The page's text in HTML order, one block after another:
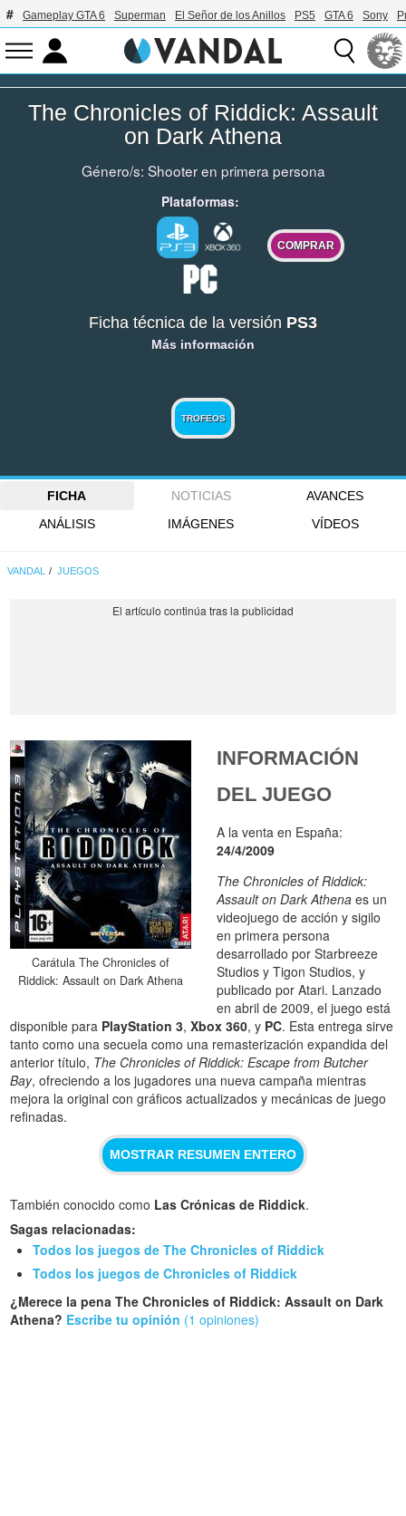
Gameplay GTA 6 Superman El Señor de los Anillos PS5 GTA 6 Sony
The Chronicles of Riddick: Assault
on Dark Athena
Género/s: Shooter en primera persona
Plataformas:
COMPRAR
Ficha técnica de la versión PS3
Más información
TROFEOS
FICHA NOTICIAS
AVANCES
ANÁLISIS
IMÁGENES VÍDEOS
VANDAL JUEGOS
Carátula The Chronicles of
Riddick: Assault on Dark Athena
INFORMACIÓN
DEL JUEGO
A la venta en España:
24/4/2009
The Chronicles of Riddick:
Assault on Dark Athena es un
videojuego de acción y sigilo
en primera persona
desarrollado por Starbreeze
Studios y Tigon Studios, y
publicado por Atari. Lanzado
en abril de 2009, el juego está
disponible para PlayStation 3,Xbox 360, y PC. Esta entrega sirve
tanto como una secuela como una remasterización expandida del
anterior título, The Chronicles of Riddick: Escape from Butcher
Bay, ofreciendo a los jugadores una nueva campaña mientras
mejora la original con gráficos actualizados y mecánicas de juego
refinadas.
MOSTRAR RESUMEN ENTERO
También conocido como Las Crónicas de Riddick.
Sagas relacionadas:
Todos los juegos de The Chronicles of Riddick
Todos los juegos de Chronicles of Riddick
¿Merece la pena The Chronicles of Riddick: Assault on Dark
Athena? Escribe tu opinión (1 opiniones)